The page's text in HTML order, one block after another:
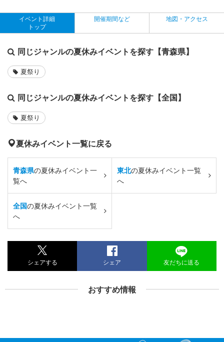
イベント詳細
トップ
開催期間など 地図・アクセス
同じジャンルの夏休みイベントを探す【青森県】
夏祭り
同じジャンルの夏休みイベントを探す【全国】
夏祭り
夏休みイベント一覧に戻る
青森県の夏休みイベント一
覧へ
東北の夏休みイベント一覧
へ
全国の夏休みイベント一覧
へ
シェアする シェア 友だちに送る
おすすめ情報